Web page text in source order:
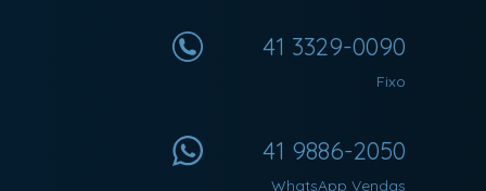
41 3329-0090
Fixo
41 9886-2050
WhatsApp Vendas